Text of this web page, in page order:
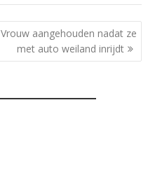
Vrouw aangehouden nadat ze
met auto weiland inrijdt